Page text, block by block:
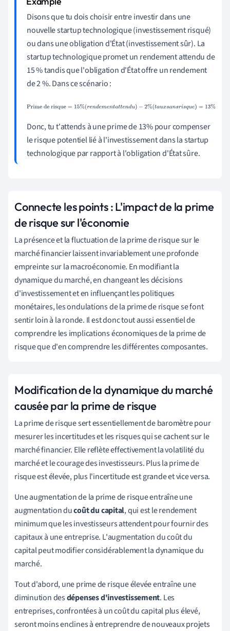
Disons que tu dois choisir entre investir dans une
nouvelle startup technologique (investissement risqué)
ou dans une obligation d'État (investissement sûr). La
startup technologique promet un rendement attendu de
15 % tandis que l'obligation d'État offre un rendement
de 2 %. Dans ce scénario :
Prime de risque=15%(rendementattendu)−2%
Donc, tu t'attends à une prime de 13% pour compenser
le risque potentiel lié à l'investissement dans la startup
technologique par rapport à l'obligation d'État sûre.
Connecte les points : L'impact de la prime
de risque sur l'économie
La présence et la fluctuation de la prime de risque sur le
marché financier laissent invariablement une profonde
empreinte sur la macroéconomie. En modifiant la
dynamique du marché, en changeant les décisions
d'investissement et en influençant les politiques
monétaires, les ondulations de la prime de risque se font
sentir loin à la ronde. Il est donc tout aussi essentiel de
comprendre les implications économiques de la prime de
risque que d'en comprendre les différentes composantes.
Modification de la dynamique du marché
causée par la prime de risque
La prime de risque sert essentiellement de baromètre pour
mesurer les incertitudes et les risques qui se cachent sur le
marché financier. Elle reflète effectivement la volatilité du
marché et le courage des investisseurs. Plus la prime de
risque est élevée, plus l'incertitude est grande et vice versa.
Une augmentation de la prime de risque entraîne une
augmentation ducoût du capital, qui est le rendement
minimum que les investisseurs attendent pour fournir des
capitaux à une entreprise. L'augmentation du coût du
capital peut modifier considérablement la dynamique du
marché.
Tout d'abord, une prime de risque élevée entraîne une
diminution desdépenses d'investissement. Les
entreprises, confrontées à un coût du capital plus élevé,
seront moins enclines à entreprendre de nouveaux projets